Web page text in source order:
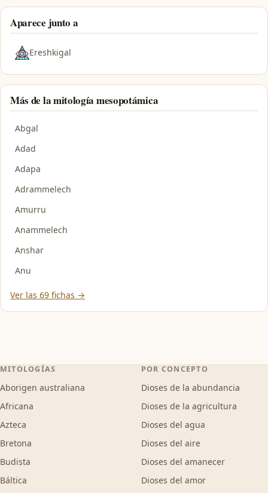
Aparece junto a
Ereshkigal
Más de la mitología mesopotámica
Abgal
Adad
Adapa
Adrammelech
Amurru
Anammelech
Anshar
Anu
Ver las 69 fichas →
MITOLOGÍAS
Aborigen australiana
Africana
Azteca
Bretona
Budista
Báltica
POR CONCEPTO
Dioses de la abundancia
Dioses de la agricultura
Dioses del agua
Dioses del aire
Dioses del amanecer
Dioses del amor